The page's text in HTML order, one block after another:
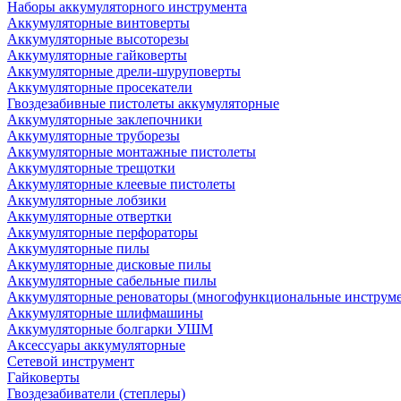
Наборы аккумуляторного инструмента
Аккумуляторные винтоверты
Аккумуляторные высоторезы
Аккумуляторные гайковерты
Аккумуляторные дрели-шуруповерты
Аккумуляторные просекатели
Гвоздезабивные пистолеты аккумуляторные
Аккумуляторные заклепочники
Аккумуляторные труборезы
Аккумуляторные монтажные пистолеты
Аккумуляторные трещотки
Аккумуляторные клеевые пистолеты
Аккумуляторные лобзики
Аккумуляторные отвертки
Аккумуляторные перфораторы
Аккумуляторные пилы
Аккумуляторные дисковые пилы
Аккумуляторные сабельные пилы
Аккумуляторные реноваторы (многофункциональные
Аккумуляторные шлифмашины
Аккумуляторные болгарки УШМ
Аксессуары аккумуляторные
Сетевой инструмент
Гайковерты
Гвоздезабиватели (степлеры)